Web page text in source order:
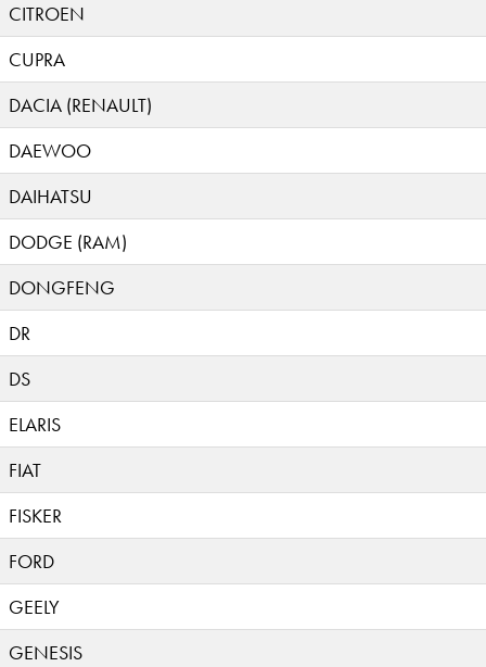
CITROEN
CUPRA
DACIA (RENAULT)
DAEWOO
DAIHATSU
DODGE (RAM)
DONGFENG
DR
DS
ELARIS
FIAT
FISKER
FORD
GEELY
GENESIS